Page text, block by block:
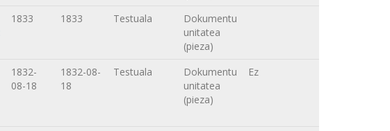
1833 1833 Testuala
Dokumentu
unitatea
(pieza)
1832-
08-18
1832-08-
18
Testuala
Dokumentu
unitatea
(pieza)
Ez